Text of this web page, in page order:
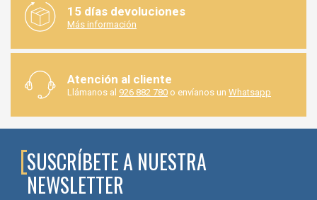
15 días devoluciones
Más información
Atención al cliente
Llámanos al 926 882 780 o envíanos un Whatsapp
SUSCRÍBETE A NUESTRA
NEWSLETTER